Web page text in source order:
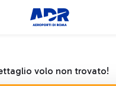
volo non trovato!